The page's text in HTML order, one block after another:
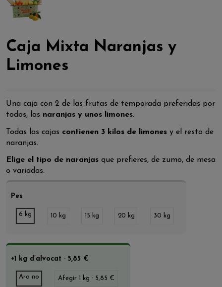
Caja Mixta Naranjas y
Limones
Una caja con 2 de las frutas de temporada preferidas por
todos, las naranjas y unos limones.
Todas las cajas contienen 3 kilos de limones y el resto de
naranjas.
Elige el tipo de naranjas que prefieres, de zumo, de mesa
o variadas.
Pes
6 kg 10 kg 15 kg 20 kg 30 kg
+1 kg d’alvocat · 5,85 €
Ara no Afegir 1 kg · 5,85 €